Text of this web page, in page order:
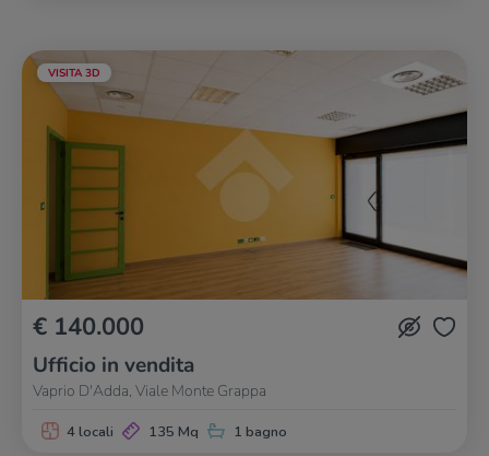
VISITA 3D
€ 140.000
Ufficio in vendita
Vaprio D'Adda, Viale Monte Grappa
4 locali 135 Mq 1 bagno